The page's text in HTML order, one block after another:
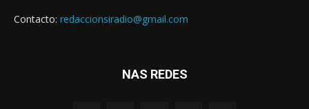
Contacto: redaccionsiradio@gmail.com
NAS REDES